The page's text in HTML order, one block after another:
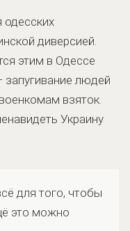
одесских
диверсией.
этим в Одессе
людей
взяток.
Украину
для того, чтобы
это можно